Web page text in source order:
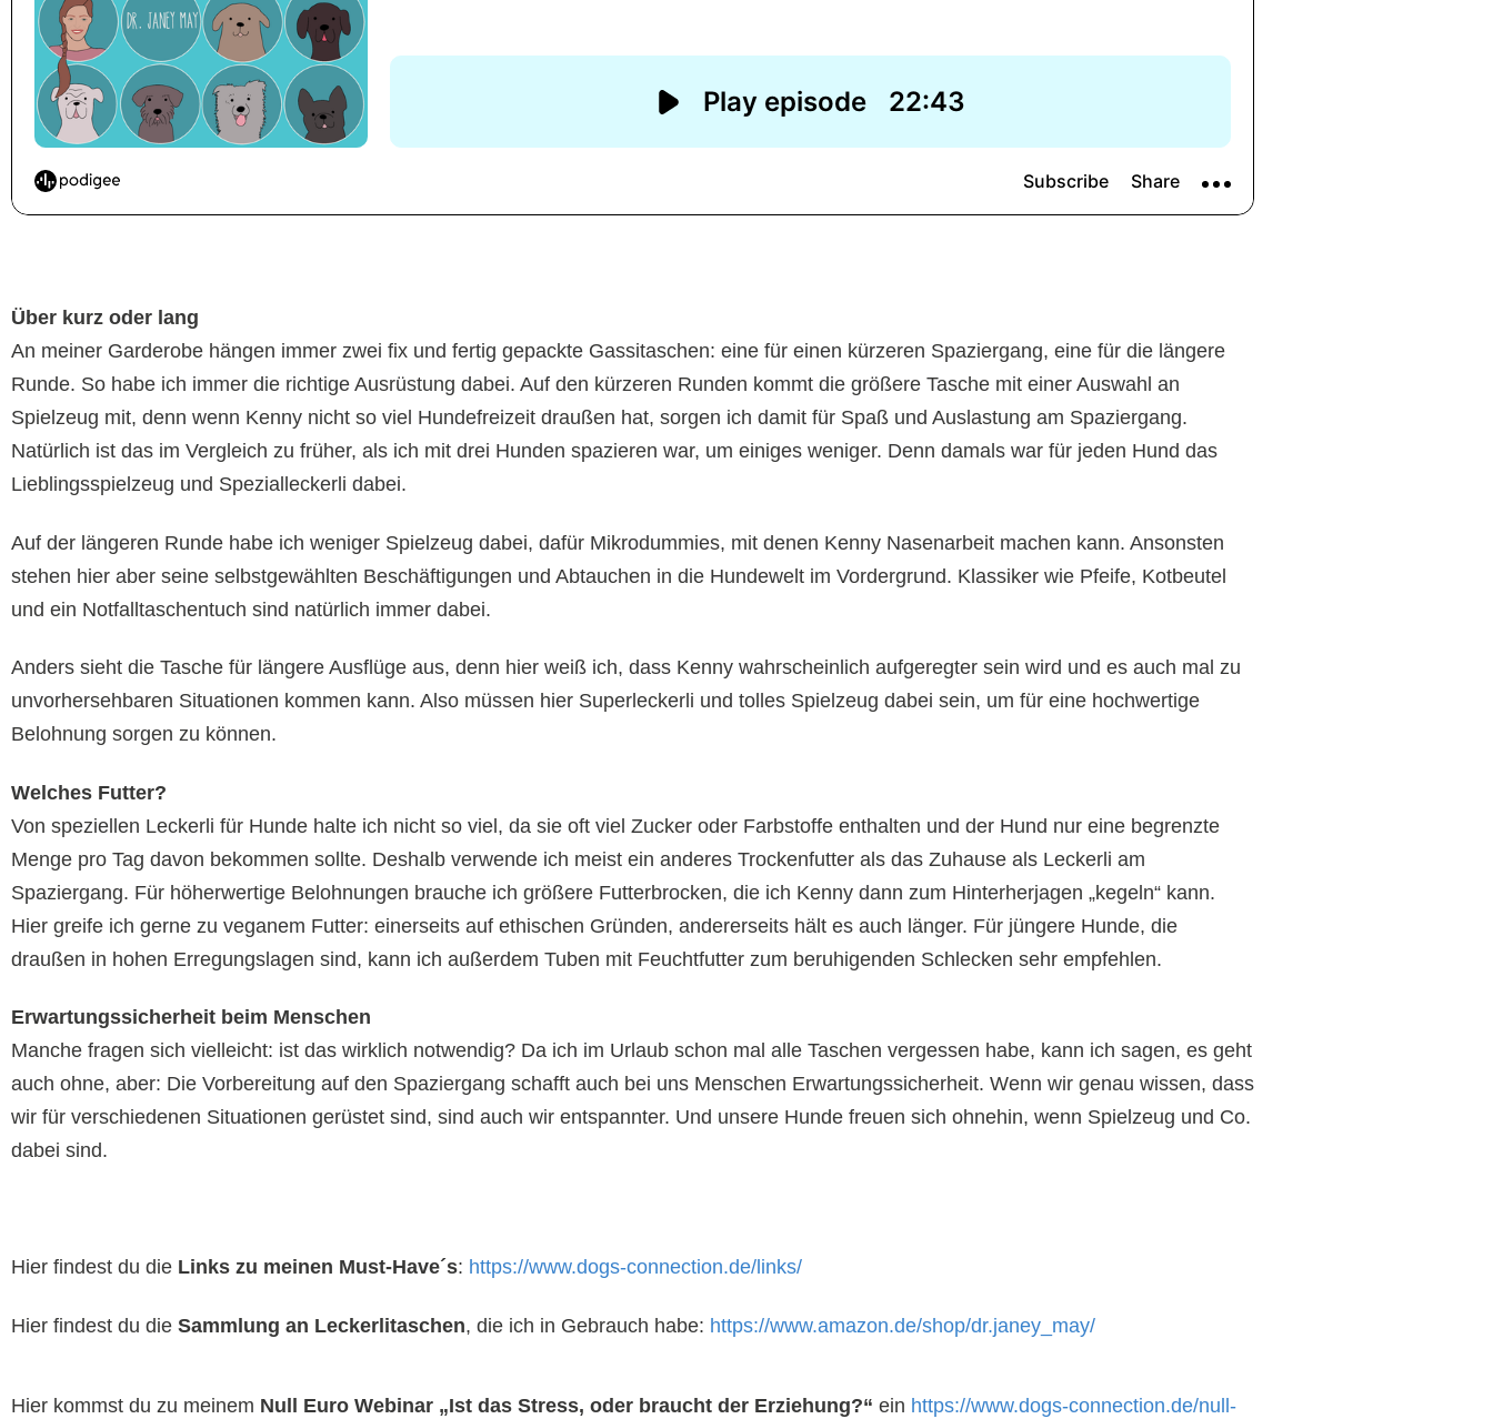
Über kurz oder lang
An meiner Garderobe hängen immer zwei fix und fertig gepackte Gassitaschen: eine für einen kürzeren Spaziergang, eine für die längere
Runde. So habe ich immer die richtige Ausrüstung dabei. Auf den kürzeren Runden kommt die größere Tasche mit einer Auswahl an
Spielzeug mit, denn wenn Kenny nicht so viel Hundefreizeit draußen hat, sorgen ich damit für Spaß und Auslastung am Spaziergang.
Natürlich ist das im Vergleich zu früher, als ich mit drei Hunden spazieren war, um einiges weniger. Denn damals war für jeden Hund das
Lieblingsspielzeug und Spezialleckerli dabei.
Auf der längeren Runde habe ich weniger Spielzeug dabei, dafür Mikrodummies, mit denen Kenny Nasenarbeit machen kann. Ansonsten
stehen hier aber seine selbstgewählten Beschäftigungen und Abtauchen in die Hundewelt im Vordergrund. Klassiker wie Pfeife, Kotbeutel
und ein Notfalltaschentuch sind natürlich immer dabei.
Anders sieht die Tasche für längere Ausflüge aus, denn hier weiß ich, dass Kenny wahrscheinlich aufgeregter sein wird und es auch mal zu
unvorhersehbaren Situationen kommen kann. Also müssen hier Superleckerli und tolles Spielzeug dabei sein, um für eine hochwertige
Belohnung sorgen zu können.
Welches Futter?
Von speziellen Leckerli für Hunde halte ich nicht so viel, da sie oft viel Zucker oder Farbstoffe enthalten und der Hund nur eine begrenzte
Menge pro Tag davon bekommen sollte. Deshalb verwende ich meist ein anderes Trockenfutter als das Zuhause als Leckerli am
Spaziergang. Für höherwertige Belohnungen brauche ich größere Futterbrocken, die ich Kenny dann zum Hinterherjagen „kegeln“ kann.
Hier greife ich gerne zu veganem Futter: einerseits auf ethischen Gründen, andererseits hält es auch länger. Für jüngere Hunde, die
draußen in hohen Erregungslagen sind, kann ich außerdem Tuben mit Feuchtfutter zum beruhigenden Schlecken sehr empfehlen.
Erwartungssicherheit beim Menschen
Manche fragen sich vielleicht: ist das wirklich notwendig? Da ich im Urlaub schon mal alle Taschen vergessen habe, kann ich sagen, es geht
auch ohne, aber: Die Vorbereitung auf den Spaziergang schafft auch bei uns Menschen Erwartungssicherheit. Wenn wir genau wissen, dass
wir für verschiedenen Situationen gerüstet sind, sind auch wir entspannter. Und unsere Hunde freuen sich ohnehin, wenn Spielzeug und Co.
dabei sind.
Hier findest du die Links zu meinen Must-Have´s: https://www.dogs-connection.de/links/
Hier findest du die Sammlung an Leckerlitaschen, die ich in Gebrauch habe: https://www.amazon.de/shop/dr.janey_may/
Hier kommst du zu meinem Null Euro Webinar „Ist das Stress, oder braucht der Erziehung?“ ein https://www.dogs-connection.de/null-